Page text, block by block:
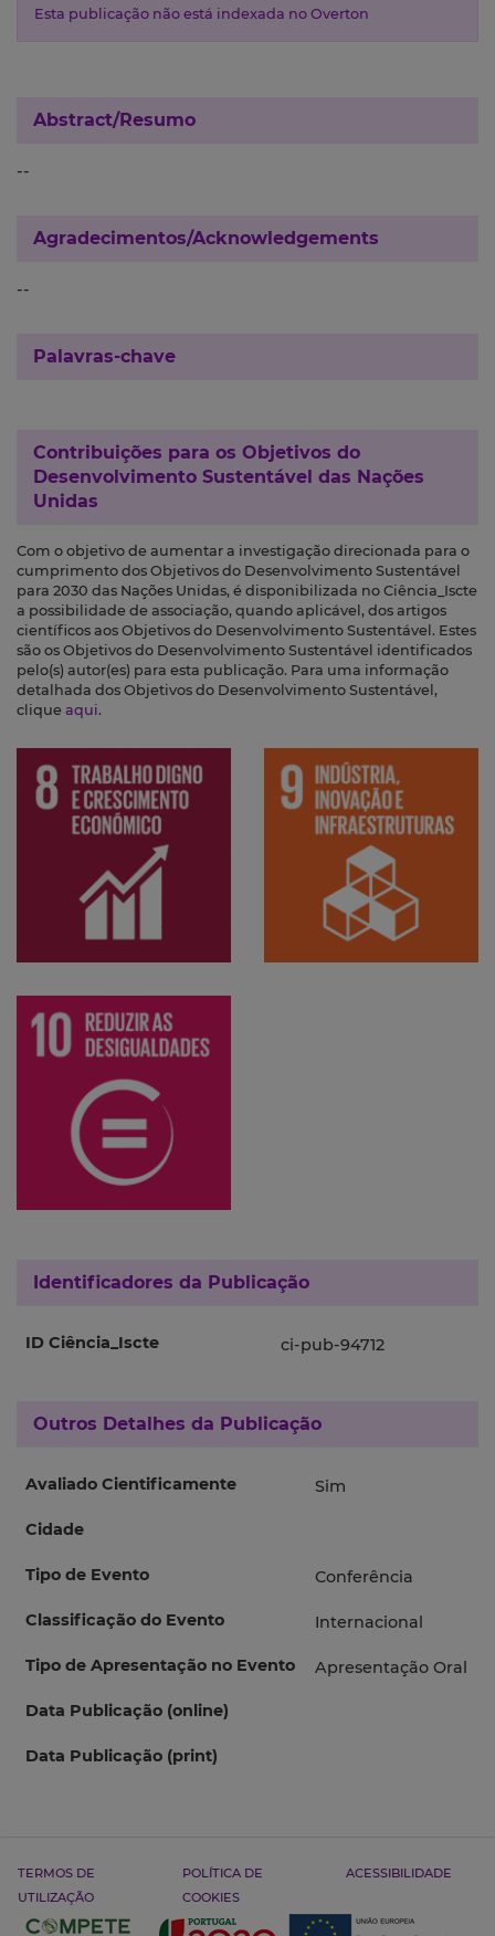
Esta publicação não está indexada no Overton
Abstract/Resumo
--
Agradecimentos/Acknowledgements
--
Palavras-chave
Contribuições para os Objetivos do
Desenvolvimento Sustentável das Nações
Unidas
Com o objetivo de aumentar a investigação direcionada para o
cumprimento dos Objetivos do Desenvolvimento Sustentável
para 2030 das Nações Unidas, é disponibilizada no Ciência_Iscte
a possibilidade de associação, quando aplicável, dos artigos
científicos aos Objetivos do Desenvolvimento Sustentável. Estes
são os Objetivos do Desenvolvimento Sustentável identificados
pelo(s) autor(es) para esta publicação. Para uma informação
detalhada dos Objetivos do Desenvolvimento Sustentável,
clique aqui.
Identificadores da Publicação
ID Ciência_Iscte ci-pub-94712
Outros Detalhes da Publicação
Avaliado Cientificamente Sim
Cidade
Tipo de Evento Conferência
Classificação do Evento Internacional
Tipo de Apresentação no Evento Apresentação Oral
Data Publicação (online)
Data Publicação (print)
TERMOS DE
UTILIZAÇÃO
POLÍTICA DE
COOKIES
ACESSIBILIDADE